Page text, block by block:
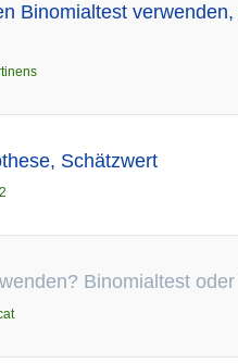
Binomialtest
Schätzwert
Binomialtest